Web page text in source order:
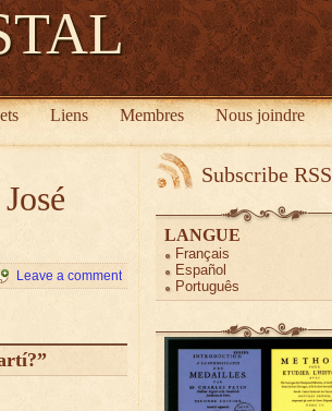
Liens Membres Nous joindre
Leave a comment
Subscribe RSS
LANGUE
Français
Español
Português